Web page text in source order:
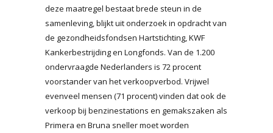
deze maatregel bestaat brede steun in de
samenleving, blijkt uit onderzoek in opdracht van
de gezondheidsfondsen Hartstichting, KWF
Kankerbestrijding en Longfonds. Van de 1.200
ondervraagde Nederlanders is 72 procent
voorstander van het verkoopverbod. Vrijwel
evenveel mensen (71 procent) vinden dat ook de
verkoop bij benzinestations en gemakszaken als
Primera en Bruna sneller moet worden